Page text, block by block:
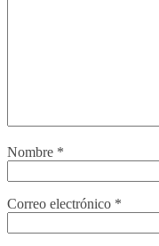
Nombre *
Correo electrónico *